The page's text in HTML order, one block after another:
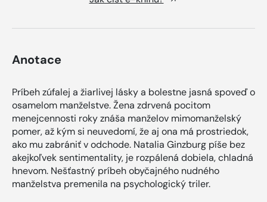
Anotace
Príbeh zúfalej a žiarlivej lásky a bolestne jasná spoveď o
osamelom manželstve. Žena zdrvená pocitom
menejcennosti roky znáša manželov mimomanželský
pomer, až kým si neuvedomí, že aj ona má prostriedok,
ako mu zabrániť v odchode. Natalia Ginzburg píše bez
akejkoľvek sentimentality, je rozpálená dobiela, chladná
hnevom. Nešťastný príbeh obyčajného nudného
manželstva premenila na psychologický triler.